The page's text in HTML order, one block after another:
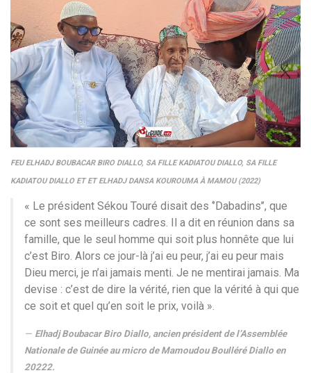
FEU ELHADJ BOUBACAR BIRO DIALLO, SA FILLE KADIATOU DIALLO, SA FILLE
KADIATOU DIALLO ET ET ELHADJ DANSA KOUROUMA À MAMOU (2022)
« Le président Sékou Touré disait des ‘’Dabadins’’, que
ce sont ses meilleurs cadres. Il a dit en réunion dans sa
famille, que le seul homme qui soit plus honnête que lui
c’est Biro. Alors ce jour-là j’ai eu peur, j’ai eu peur mais
Dieu merci, je n’ai jamais menti. Je ne mentirai jamais. Ma
devise : c’est de dire la vérité, rien que la vérité à qui que
ce soit et quel qu’en soit le prix, voilà ».
Elhadj Boubacar Biro Diallo, ancien président de l’Assemblée
Nationale de Guinée au micro de Mamoudou Boulléré Diallo en
20222.